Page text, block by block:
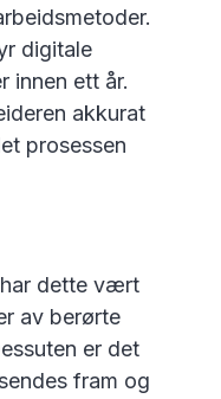
digitale
innen ett år.
akkurat
prosessen
har dette vært
av berørte
er det
fram og